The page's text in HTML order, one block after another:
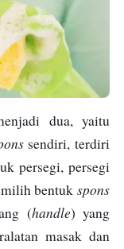
dua, yaitu
sendiri, terdiri
persegi, persegi
bentuk spons
(handle) yang
masak dan